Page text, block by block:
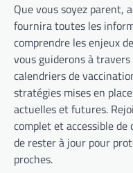
Que vous soyez parent,
fournira toutes les
comprendre les enjeux
vous guiderons à
calendriers de
stratégies mises en
actuelles et futures.
complet et accessible
de rester à jour pour
proches.